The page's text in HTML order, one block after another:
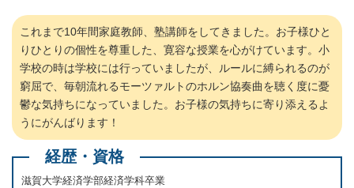
これまで10年間家庭教師、塾講師をしてきました。お子様ひと
りひとりの個性を尊重した、寛容な授業を心がけています。小
学校の時は学校には行っていましたが、ルールに縛られるのが
窮屈で、毎朝流れるモーツァルトのホルン協奏曲を聴く度に憂
鬱な気持ちになっていました。お子様の気持ちに寄り添えるよ
うにがんばります！
経歴・資格
滋賀大学経済学部経済学科卒業